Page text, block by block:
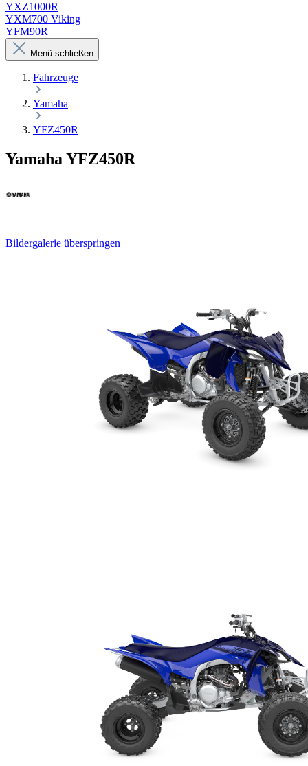
YXZ1000R
YXM700 Viking
YFM90R
Menü schließen
Fahrzeuge
Yamaha
YFZ450R
Yamaha YFZ450R
Bildergalerie überspringen